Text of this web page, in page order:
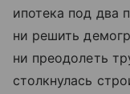
ипотека под два
ни решить
ни преодолеть
столкнулась